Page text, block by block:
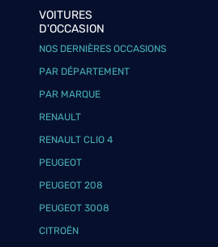
VOITURES
D'OCCASION
NOS DERNIÈRES OCCASIONS
PAR DÉPARTEMENT
PAR MARQUE
RENAULT
RENAULT CLIO 4
PEUGEOT
PEUGEOT 208
PEUGEOT 3008
CITROËN